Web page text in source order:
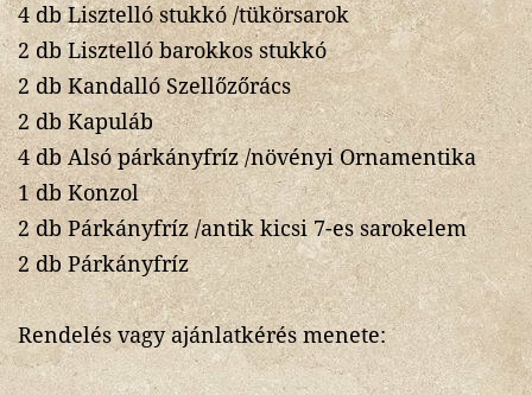
4 db Lisztelló stukkó /tükörsarok
2 db Lisztelló barokkos stukkó
2 db Kandalló Szellőzőrács
2 db Kapuláb
4 db Alsó párkányfríz /növényi Ornamentika
1 db Konzol
2 db Párkányfríz /antik kicsi 7-es sarokelem
2 db Párkányfríz
Rendelés vagy ajánlatkérés menete: